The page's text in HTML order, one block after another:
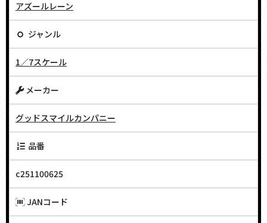
アズールレーン
ジャンル
1／7スケール
メーカー
グッドスマイルカンパニー
品番
c251100625
JANコード